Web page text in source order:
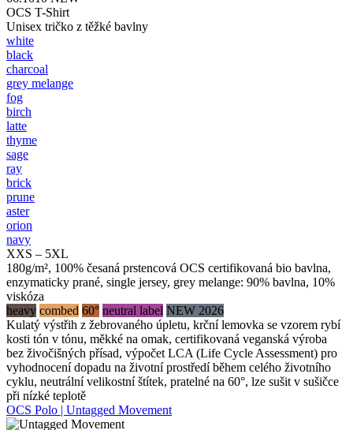
OCS T-Shirt
Unisex tričko z těžké bavlny
white
black
charcoal
grey melange
fog
birch
latte
thyme
sage
ray
brick
prune
aster
orion
navy
XXS – 5XL
180g/m², 100% česaná prstencová OCS certifikovaná bio bavlna,
enzymaticky prané, single jersey, grey melange: 90% bavlna, 10%
viskóza
heavy combed 60° neutral label NEW 2026
Kulatý výstřih z žebrovaného úpletu, krční lemovka se vzorem rybí
kosti tón v tónu, měkké na omak, certifikovaná veganská výroba
bez živočišných přísad, výpočet LCA (Life Cycle Assessment) pro
vyhodnocení dopadu na životní prostředí během celého životního
cyklu, neutrální velikostní štítek, pratelné na 60°, lze sušit v sušičce
při nízké teplotě
OCS Polo | Untagged Movement